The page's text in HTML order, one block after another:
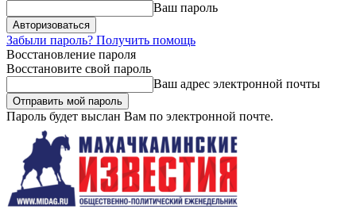
Ваш пароль
Забыли пароль? Получить помощь
Восстановление пароля
Восстановите свой пароль
Ваш адрес электронной почты
Пароль будет выслан Вам по электронной почте.